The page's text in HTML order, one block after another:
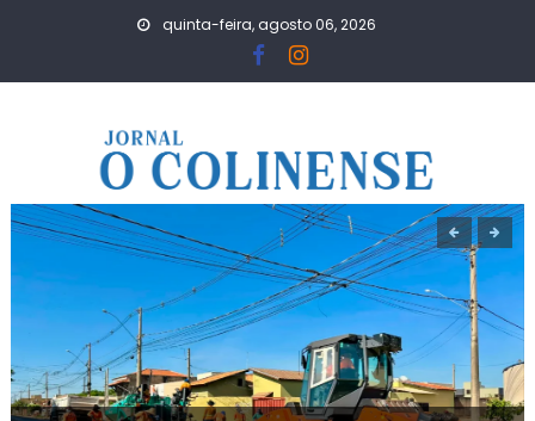
quinta-feira, agosto 06, 2026